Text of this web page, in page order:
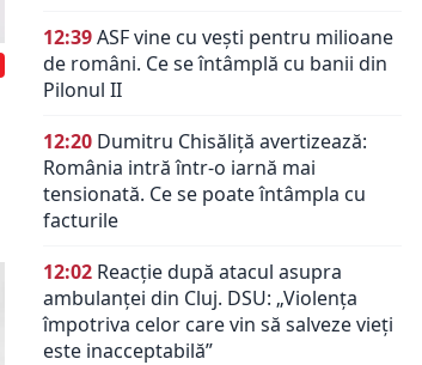
12:39ASF vine cu vești pentru milioane
de români. Ce se întâmplă cu banii din
Pilonul II
12:20 Dumitru Chisăliță avertizează:
România intră într-o iarnă mai
tensionată. Ce se poate întâmpla cu
facturile
12:02 Reacție după atacul asupra
ambulanței din Cluj. DSU: „Violența
împotriva celor care vin să salveze vieți
este inacceptabilă”